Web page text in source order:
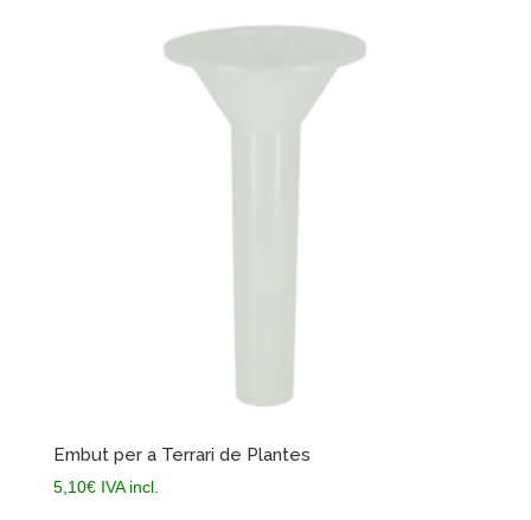
Embut per a Terrari de Plantes
5,10€ IVA incl.